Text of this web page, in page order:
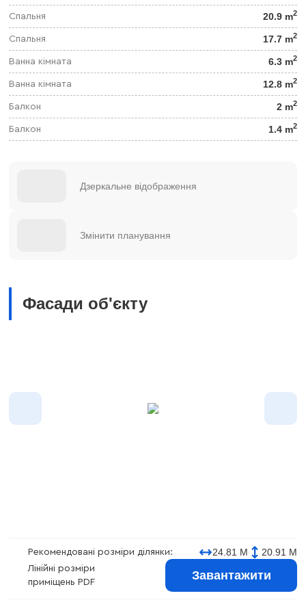
Спальня 20.9 m2
Спальня 17.7 m2
Ванна кімната 6.3 m2
Ванна кімната 12.8 m2
Балкон 2 m2
Балкон 1.4 m2
Дзеркальне відображення
Змінити планування
Фасади об'єкту
Рекомендовані розміри ділянки: 24.81 М 20.91 М
Лінійні розміри
приміщень PDF
Завантажити